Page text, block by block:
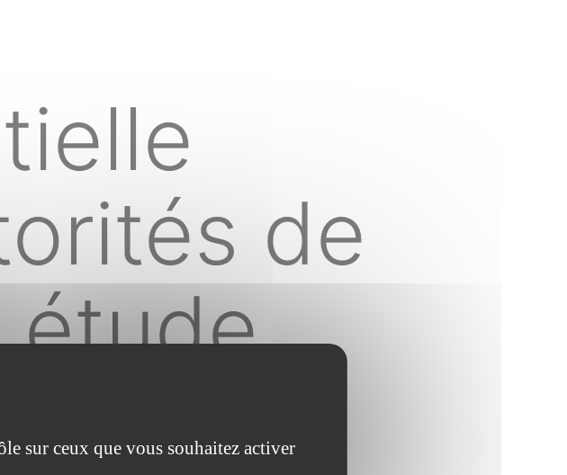
de
étude
sur ceux que vous souhaitez activer